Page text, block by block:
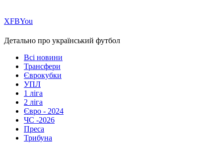
ХFBYou
Детально про український футбол
Всі новини
Трансфери
Єврокубки
УПЛ
1 ліга
2 ліга
Євро - 2024
ЧС -2026
Преса
Трибуна